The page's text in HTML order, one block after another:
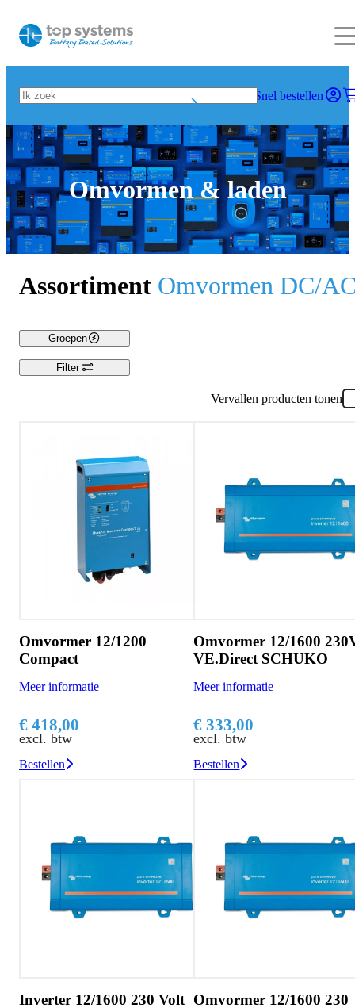
Snel bestellen
Omvormen & laden
Groepen
Filter
Assortiment Omvormen DC/
Vervallen producten tonen
Omvormer 12/1200
Compact
Meer informatie
€ 418,00
excl. btw
Bestellen
Omvormer 12/1600
VE.Direct SCHUKO
Meer informatie
€ 333,00
excl. btw
Bestellen
Inverter 12/1600 230 Volt Omvormer 12/1600 230